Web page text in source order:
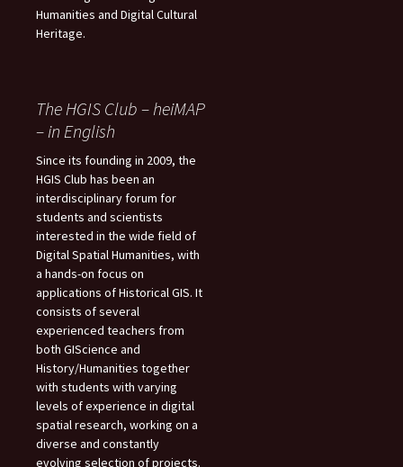
Humanities and Digital Cultural
Heritage.
The HGIS Club – heiMAP
– in English
Since its founding in 2009, the
HGIS Club has been an
interdisciplinary forum for
students and scientists
interested in the wide field of
Digital Spatial Humanities, with
a hands-on focus on
applications of Historical GIS. It
consists of several
experienced teachers from
both GIScience and
History/Humanities together
with students with varying
levels of experience in digital
spatial research, working on a
diverse and constantly
evolving selection of projects.